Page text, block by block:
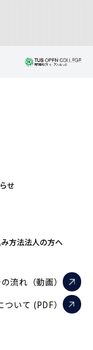
せ
方法法人の方へ
流れ（動画）
いて (PDF）